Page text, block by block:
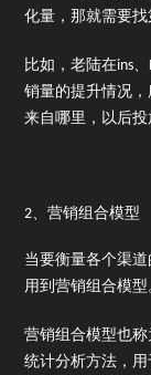
化量，那就需要找
比如，老陆在ins
销量的提升情况
来自哪里，以后投
2、营销组合模型
当要衡量各个渠
用到营销组合模型
营销组合模型也
统计分析方法，